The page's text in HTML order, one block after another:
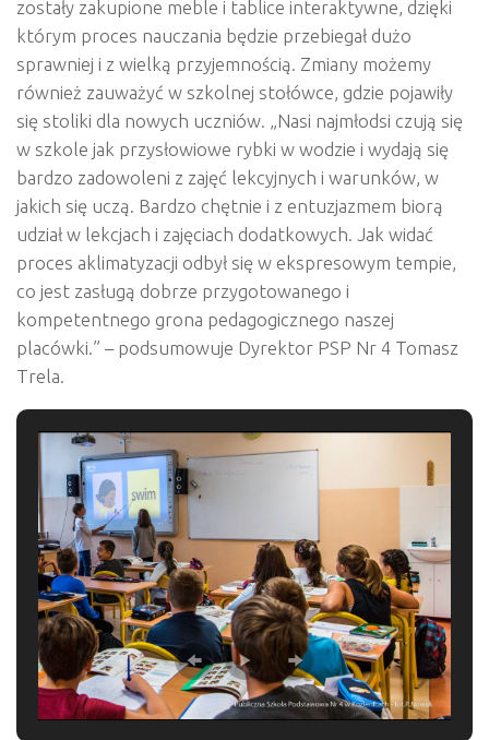
zostały zakupione meble i tablice interaktywne, dzięki
którym proces nauczania będzie przebiegał dużo
sprawniej i z wielką przyjemnością. Zmiany możemy
również zauważyć w szkolnej stołówce, gdzie pojawiły
się stoliki dla nowych uczniów. „Nasi najmłodsi czują się
w szkole jak przysłowiowe rybki w wodzie i wydają się
bardzo zadowoleni z zajęć lekcyjnych i warunków, w
jakich się uczą. Bardzo chętnie i z entuzjazmem biorą
udział w lekcjach i zajęciach dodatkowych. Jak widać
proces aklimatyzacji odbył się w ekspresowym tempie,
co jest zasługą dobrze przygotowanego i
kompetentnego grona pedagogicznego naszej
placówki.” – podsumowuje Dyrektor PSP Nr 4 Tomasz
Trela.